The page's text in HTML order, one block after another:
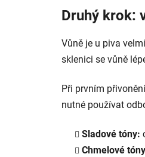
Druhý krok:
Vůně je u piva
sklenici se vůně
Při prvním
nutné používat
Sladové tóny:
Chmelové